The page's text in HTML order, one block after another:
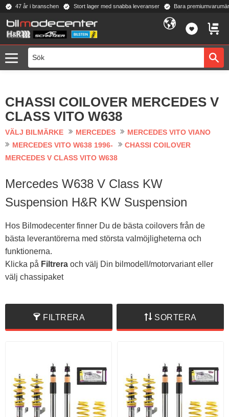
Meny
47 år i branschen Stort lager med snabba leveranser Bara
CHASSI COILOVER MERCEDES V
CLASS VITO W638
VÄLJ BILMÄRKE MERCEDES
MERCEDES VITO VIANO
MERCEDES VITO W638 1996-
CHASSI COILOVER
MERCEDES V CLASS VITO W638
Mercedes W638 V Class KW
Suspension H&R KW Suspension
Hos Bilmodecenter finner Du de bästa coilovers från de
bästa leverantörerna med största valmöjligheterna och
funktionerna.
Klicka på Filtrera och välj Din bilmodell/motorvariant eller
välj chassipaket
FILTRERA SORTERA